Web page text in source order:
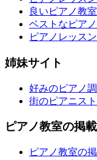
良いピアノ教
ベストなピア
ピアノレッス
姉妹サイト
好みのピアノ
街のピアニス
ピアノ教室の掲載
ピアノ教室の